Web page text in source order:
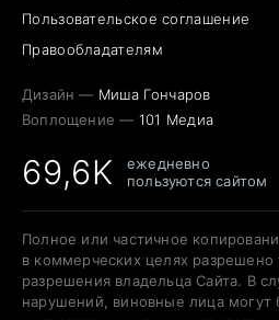
Пользовательское соглашение
Правообладателям
Дизайн — Миша Гончаров
Воплощение — 101 Медиа
69,6K
ежедневно
пользуются сайтом
Полное или частичное
в коммерческих целях разрешено
разрешения владельца Сайта. В
нарушений, виновные лица могут